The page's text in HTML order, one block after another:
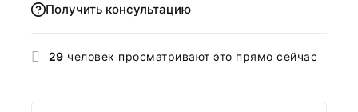
Получить консультацию
29 человек просматривают это прямо сейчас